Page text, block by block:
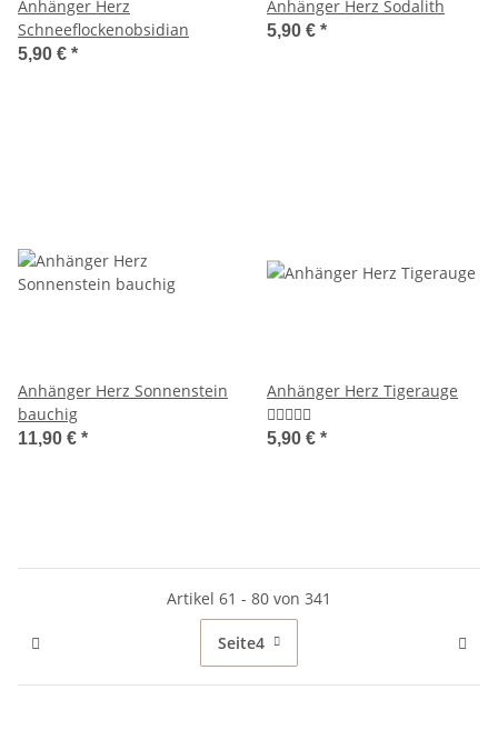
Anhänger Herz
Schneeflockenobsidian
5,90 € *
Anhänger Herz Sodalith
5,90 € *
Anhänger Herz Sonnenstein
bauchig
11,90 € *
Anhänger Herz Tigerauge
5,90 € *
Artikel 61 - 80 von 341
Seite4